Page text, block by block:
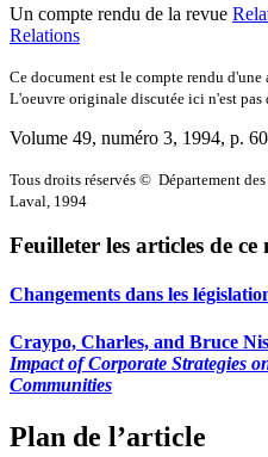
Un compte rendu de la revue
Relations
Ce document est le compte rendu
L'oeuvre originale discutée ici n'est pas
Volume 49, numéro 3, 1994, p.
Tous droits réservés © Département
Laval, 1994
Feuilleter les articles de ce
Changements dans les
Craypo, Charles, and Bruce
Impact of Corporate Strategies
Communities
Plan de l’article